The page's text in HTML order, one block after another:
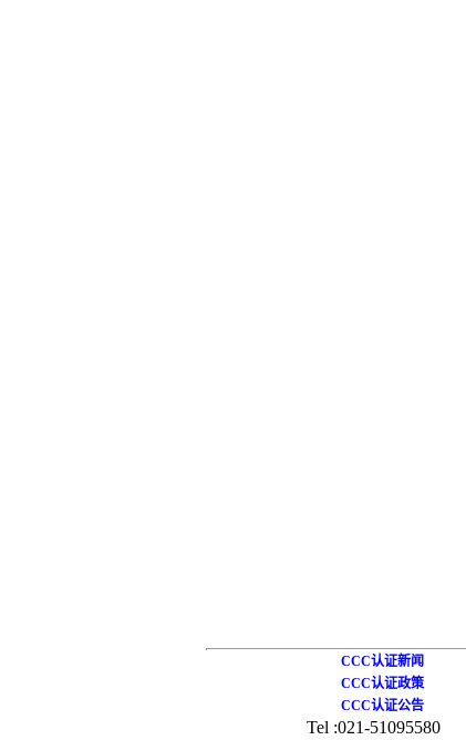
CCC认证新闻
CCC认证政策
CCC认证公告
Tel :021-51095580